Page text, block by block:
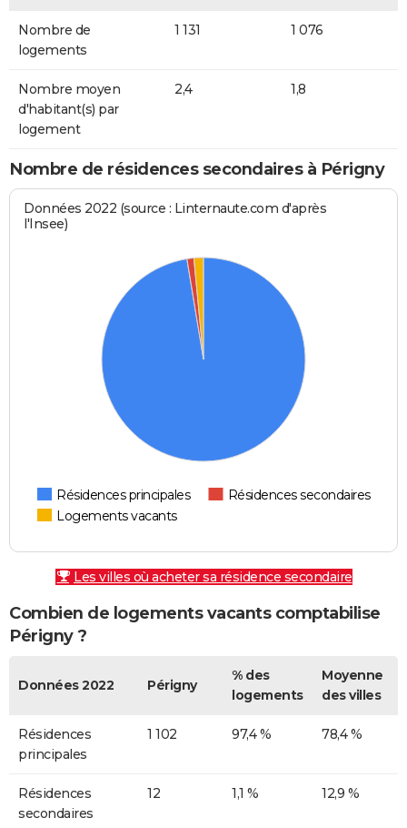
Nombre de
logements
1 131 1 076
Nombre moyen
d'habitant(s) par
logement
2,4 1,8
Nombre de résidences secondaires à Périgny
Données 2022 (source : Linternaute.com d'après
l'Insee)
Résidences principales
Résidences secondaires
Logements vacants
Les villes où acheter sa résidence secondaire
Combien de logements vacants comptabilise
Périgny ?
Données 2022 Périgny
% des
logements
Moyenne
des villes
Résidences
principales
1 102 97,4 % 78,4 %
Résidences
secondaires
12 1,1 % 12,9 %